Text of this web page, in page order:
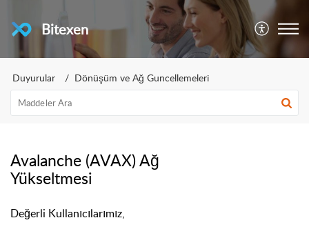
Bitexen
Duyurular Dönüşüm ve Ağ Guncellemeleri
Avalanche (AVAX) Ağ
Yükseltmesi
Değerli Kullanıcılarımız,